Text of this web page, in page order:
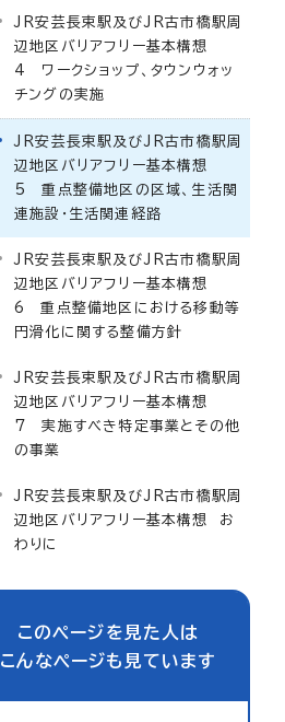
JR安芸長束駅及びJR古市橋駅周
辺地区バリアフリー基本構想
4 ワークショップ、タウンウォッ
チングの実施
JR安芸長束駅及びJR古市橋駅周
辺地区バリアフリー基本構想
5 重点整備地区の区域、生活関
連施設・生活関連経路
JR安芸長束駅及びJR古市橋駅周
辺地区バリアフリー基本構想
6 重点整備地区における移動等
円滑化に関する整備方針
JR安芸長束駅及びJR古市橋駅周
辺地区バリアフリー基本構想
7 実施すべき特定事業とその他
の事業
JR安芸長束駅及びJR古市橋駅周
辺地区バリアフリー基本構想 お
わりに
このページを見た人は
こんなページも見ています